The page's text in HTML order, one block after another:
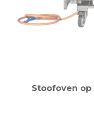
Stoofoven op